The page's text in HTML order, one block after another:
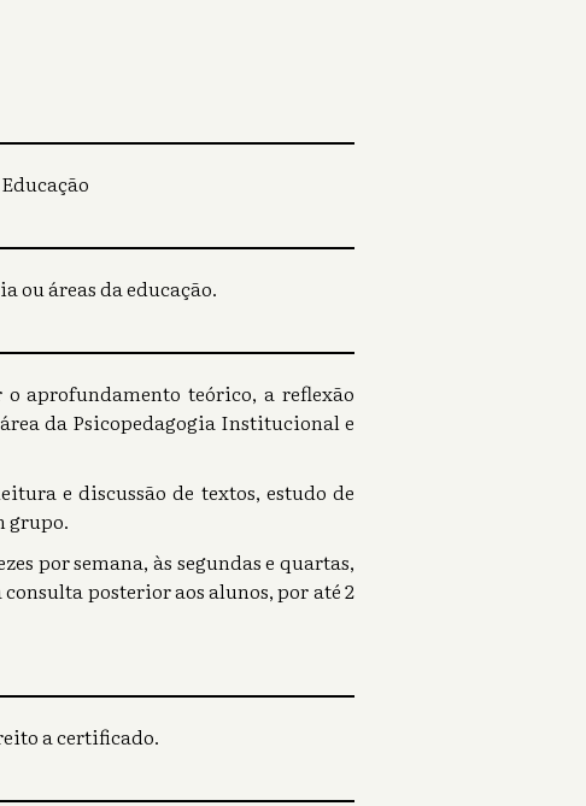
ou áreas da educação.
aprofundamento teórico, a reflexão
da Psicopedagogia Institucional e
e discussão de textos, estudo de
grupo.
por semana, às segundas e quartas,
posterior aos alunos, por até 2
a certificado.